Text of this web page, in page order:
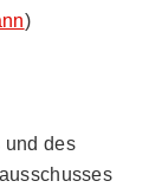
)
und des